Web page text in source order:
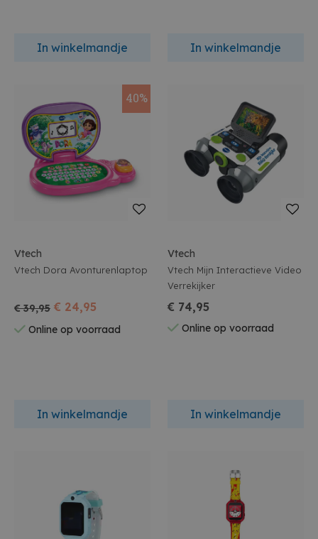
In winkelmandje In winkelmandje
40%
Vtech
Vtech Dora Avonturenlaptop
€ 39,95 € 24,95
Online op voorraad
In winkelmandje
Vtech
Vtech Mijn Interactieve Video
Verrekijker
€ 74,95
Online op voorraad
In winkelmandje